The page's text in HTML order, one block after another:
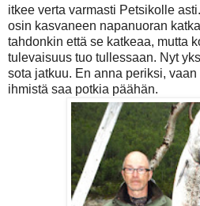
itkee verta varmasti Petsikolle
osin kasvaneen napanuoran
tahdonkin että se katkeaa, mutta
tulevaisuus tuo tullessaan. Nyt
sota jatkuu. En anna periksi,
ihmistä saa potkia päähän.